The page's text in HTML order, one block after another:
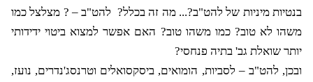
בנטיות מיניות של להט"ב?... מה זה בכלל? להט"ב – ? מצלצל כמו
משהו לא טוב? כמו משהו טוב? האם אפשר למצוא ביטוי ידידותי
יותר שואלת גב' בתיה פנחסי?
ובכן, להט"ב – לסביות, הומואים, ביסקסואלים וטרנסג'נדרים, נועז,